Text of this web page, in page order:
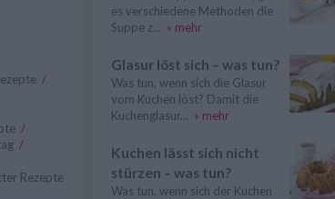
/
/
/
Rezepte
es verschiedene Methoden die
Suppe z... » mehr
Glasur löst sich – was tun?
Was tun, wenn sich die Glasur
vom Kuchen löst? Damit die
Kuchenglasur... » mehr
Kuchen lässt sich nicht
stürzen – was tun?
Was tun, wenn sich der Kuchen